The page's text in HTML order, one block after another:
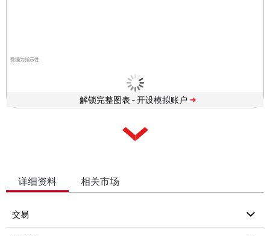
数据为指示性
解锁完整图表 -
详细资料 相关市场